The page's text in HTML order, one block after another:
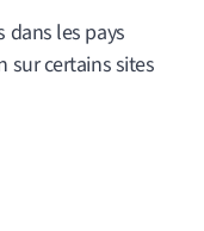
dans les pays
sur certains sites